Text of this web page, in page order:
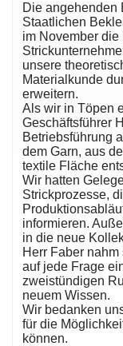
Die angehenden
Staatlichen
im November die
unsere
Materialkunde
erweitern.
Als wir in Töpen
Geschäftsführer
Betriebsführung
dem Garn, aus
textile Fläche
Wir hatten
Strickprozesse,
informieren.
in die neue
Herr Faber
auf jede Frage
zweistündigen
neuem Wissen.
Wir bedanken
für die
können.